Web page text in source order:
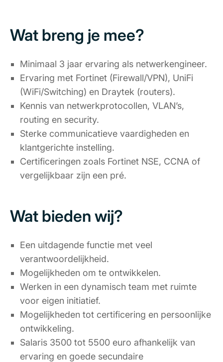
Wat breng je mee?
Minimaal 3 jaar ervaring als netwerkengineer.
Ervaring met Fortinet (Firewall/VPN), UniFi
(WiFi/Switching) en Draytek (routers).
Kennis van netwerkprotocollen, VLAN’s,
routing en security.
Sterke communicatieve vaardigheden en
klantgerichte instelling.
Certificeringen zoals Fortinet NSE, CCNA of
vergelijkbaar zijn een pré.
Wat bieden wij?
Een uitdagende functie met veel
verantwoordelijkheid.
Mogelijkheden om te ontwikkelen.
Werken in een dynamisch team met ruimte
voor eigen initiatief.
Mogelijkheden tot certificering en persoonlijke
ontwikkeling.
Salaris 3500 tot 5500 euro afhankelijk van
ervaring en goede secundaire